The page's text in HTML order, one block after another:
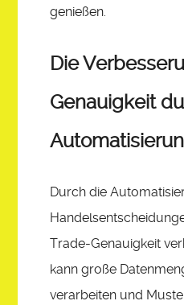
genießen.
Die
Genauigkeit
Durch die
Trade-Genauigkeit
kann große
verarbeiten und